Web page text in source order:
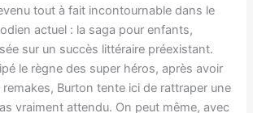
tout à fait incontournable dans le
actuel : la saga pour enfants,
sur un succès littéraire préexistant.
le règne des super héros, après avoir
Burton tente ici de rattraper une
vraiment attendu. On peut même, avec